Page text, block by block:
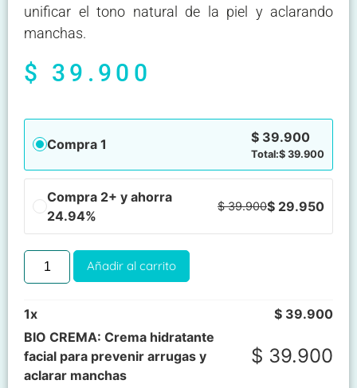
unificar el tono natural de la piel y aclarando
manchas.
$ 39.900
Compra 1 $ 39.900
Total:$ 39.900
Compra 2+ y ahorra
24.94%
$39.900$ 29.950
Añadir al carrito
1x $ 39.900
BIO CREMA: Crema hidratante
facial para prevenir arrugas y
aclarar manchas
$ 39.900